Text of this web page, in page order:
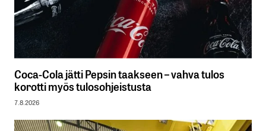
Coca-Cola jätti Pepsin taakseen – vahva tulos
korotti myös tulosohjeistusta
7.8.2026